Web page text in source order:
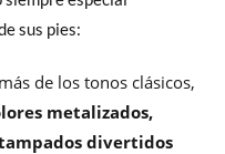
sus pies:
de los tonos clásicos,
metalizados,
divertidos